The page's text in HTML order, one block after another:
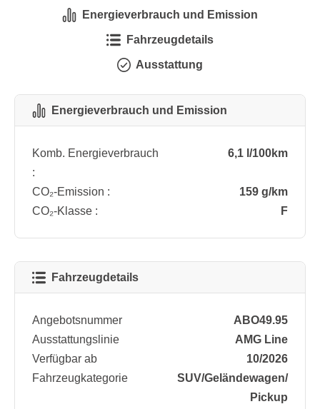
Energieverbrauch und Emission
Fahrzeugdetails
Ausstattung
Energieverbrauch und Emission
Komb. Energieverbrauch
:
6,1 l/100km
CO₂-Emission :
159 g/km
CO₂-Klasse :
F
Fahrzeugdetails
Angebotsnummer
ABO49.95
Ausstattungslinie
AMG Line
Verfügbar ab
10/2026
Fahrzeugkategorie
SUV/​Geländewagen/​
Pickup